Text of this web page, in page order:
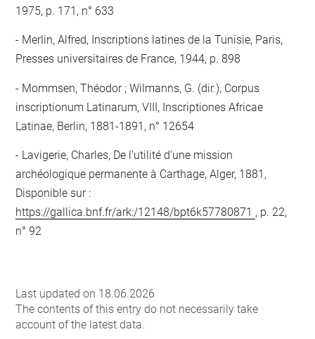
1975, p. 171, n° 633
Merlin, Alfred, Inscriptions latines de la Tunisie, Paris,
Presses universitaires de France, 1944, p. 898
Mommsen, Théodor ; Wilmanns, G. (dir.), Corpus
inscriptionum Latinarum, VIII, Inscriptiones Africae
Latinae, Berlin, 1881-1891, n° 12654
Lavigerie, Charles, De l'utilité d'une mission
archéologique permanente à Carthage, Alger, 1881,
Disponible sur :
https://gallica.bnf.fr/ark:/12148/bpt6k57780871 , p. 22,
n° 92
Last updated on 18.06.2026
The contents of this entry do not necessarily take
account of the latest data.